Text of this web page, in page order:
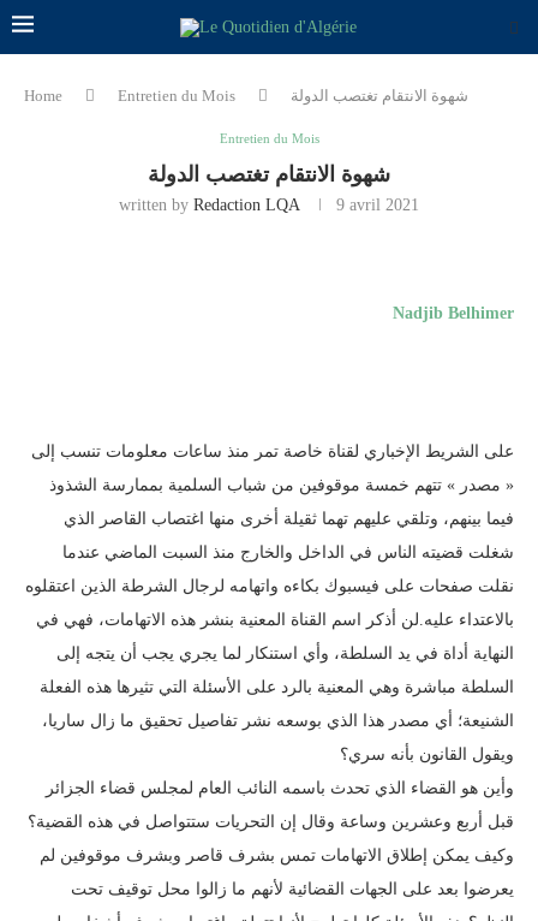
Home Entretien du Mois شهوة الانتقام تغتصب الدولة
Entretien du Mois
شهوة الانتقام تغتصب الدولة
written by Redaction LQA 9 avril 2021
Nadjib Belhimer
على الشريط الإخباري لقناة خاصة تمر منذ ساعات معلومات تنسب إلى
« مصدر » تتهم خمسة موقوفين من شباب السلمية بممارسة الشذوذ
فيما بينهم، وتلقي عليهم تهما ثقيلة أخرى منها اغتصاب القاصر الذي
شغلت قضيته الناس في الداخل والخارج منذ السبت الماضي عندما
نقلت صفحات على فيسبوك بكاءه واتهامه لرجال الشرطة الذين اعتقلوه
بالاعتداء عليه.لن أذكر اسم القناة المعنية بنشر هذه الاتهامات، فهي في
النهاية أداة في يد السلطة، وأي استنكار لما يجري يجب أن يتجه إلى
السلطة مباشرة وهي المعنية بالرد على الأسئلة التي تثيرها هذه الفعلة
الشنيعة؛ أي مصدر هذا الذي بوسعه نشر تفاصيل تحقيق ما زال ساريا،
ويقول القانون بأنه سري؟
وأين هو القضاء الذي تحدث باسمه النائب العام لمجلس قضاء الجزائر
قبل أربع وعشرين وساعة وقال إن التحريات ستتواصل في هذه القضية؟
وكيف يمكن إطلاق الاتهامات تمس بشرف قاصر وبشرف موقوفين لم
يعرضوا بعد على الجهات القضائية لأنهم ما زالوا محل توقيف تحت